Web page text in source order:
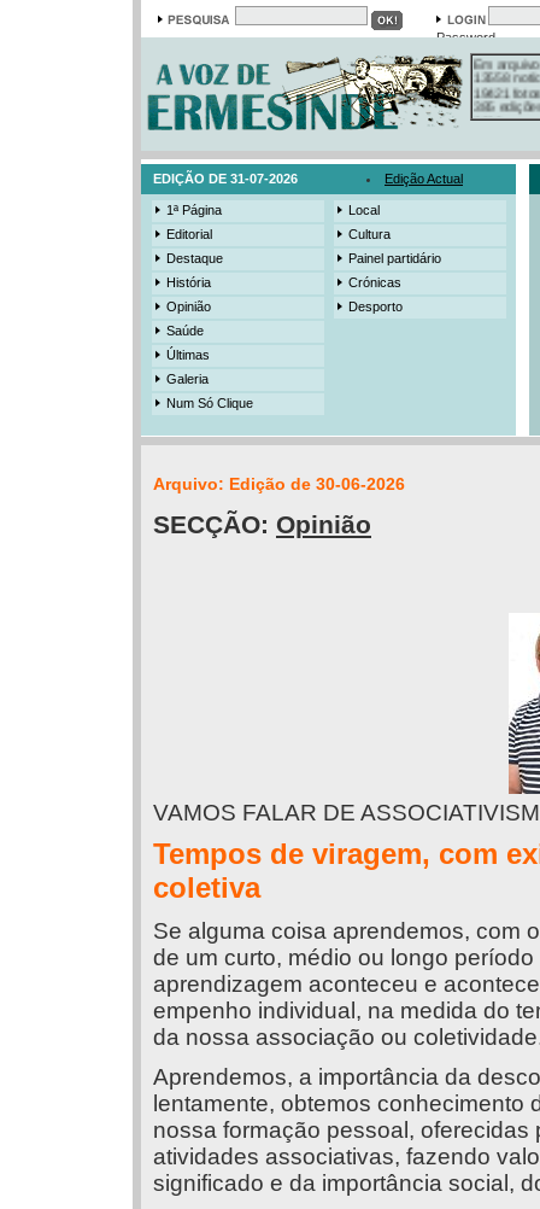
Password
Em arquivo
13558
19421
385
3206
525
EDIÇÃO DE 31-07-2026 Edição Actual
1ª Página
Editorial
Destaque
História
Opinião
Saúde
Últimas
Galeria
Num Só Clique
Local
Cultura
Painel partidário
Crónicas
Desporto
Arquivo: Edição de 30-06-2026
SECÇÃO: Opinião
VAMOS FALAR DE
Tempos de viragem, com
coletiva
Se alguma coisa aprendemos, com
de um curto, médio ou longo
aprendizagem aconteceu e
empenho individual, na medida do
da nossa associação ou
Aprendemos, a importância da
lentamente, obtemos
nossa formação pessoal,
atividades associativas, fazendo
significado e da importância social,